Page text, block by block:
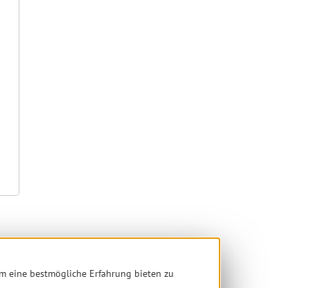
eine bestmögliche Erfahrung bieten zu